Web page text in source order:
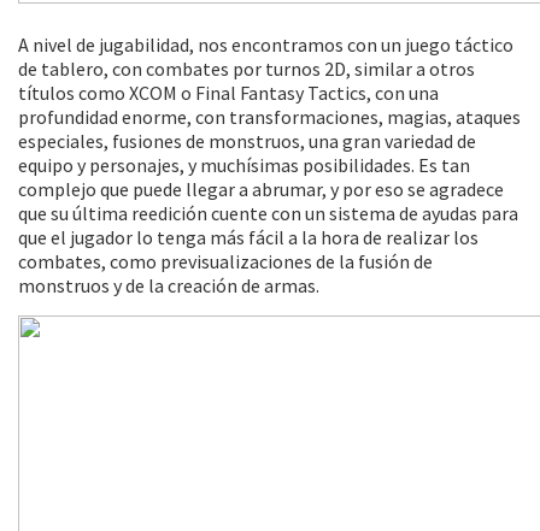
A nivel de jugabilidad, nos encontramos con un juego táctico
de tablero, con combates por turnos 2D, similar a otros
títulos como XCOM o Final Fantasy Tactics, con una
profundidad enorme, con transformaciones, magias, ataques
especiales, fusiones de monstruos, una gran variedad de
equipo y personajes, y muchísimas posibilidades. Es tan
complejo que puede llegar a abrumar, y por eso se agradece
que su última reedición cuente con un sistema de ayudas para
que el jugador lo tenga más fácil a la hora de realizar los
combates, como previsualizaciones de la fusión de
monstruos y de la creación de armas.